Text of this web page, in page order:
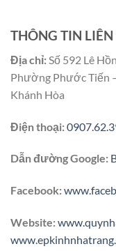
THÔNG TIN LIÊN
Địa chỉ:Số 592 Lê
Phường Phước Tiến
Khánh Hòa
Điện thoại:
Dẫn đường Google:
Facebook:
Website: